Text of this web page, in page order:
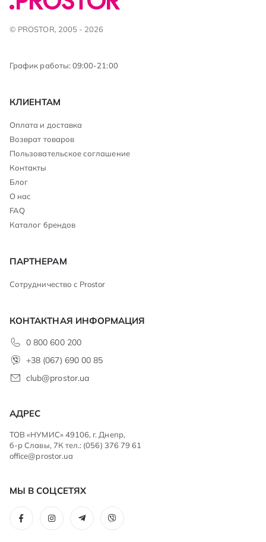
© PROSTOR, 2005 - 2026
График работы: 09:00-21:00
КЛИЕНТАМ
Оплата и доставка
Возврат товаров
Пользовательское соглашение
Контакты
Блог
О нас
FAQ
Каталог брендов
ПАРТНЕРАМ
Сотрудничество с Prostor
КОНТАКТНАЯ ИНФОРМАЦИЯ
0 800 600 200
+38 (067) 690 00 85
club@prostor.ua
АДРЕС
ТОВ «НУМИС» 49106, г. Днепр,
б-р Славы, 7К тел.: (056) 376 79 61
office@prostor.ua
МЫ В СОЦСЕТЯХ